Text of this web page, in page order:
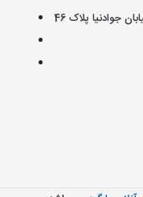
جوادنیا پلاک 46